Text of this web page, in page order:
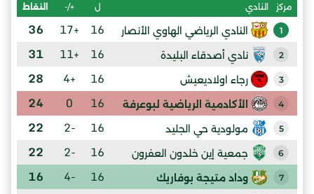
مركز النادي ل +/- النقاط
1 النادي الرياضي الهاوي الأنصار 16
+17
36
2 نادي أصدقاء البليدة 16
+11
31
3 رجاء اولاديعيش 16
+4
28
4 الأكادمية الرياضية لبوعرفة 16
0
24
5 مولودية حي الجليد 16
-2
22
6 جمعية إين خلدون العفرون 16
-2
22
7 وداد متيجة بوفاريك 16
-4
16